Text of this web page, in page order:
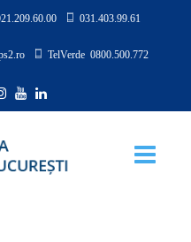
031.403.99.61
TelVerde 0800.500.772